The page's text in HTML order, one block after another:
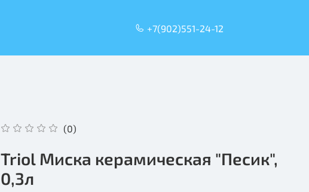
+7(902)551-24-12
(0)
Triol Миска керамическая "Песик",
0,3л